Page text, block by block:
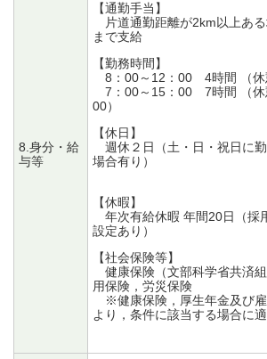
8.身分・給
与等
【通勤手当】
片道通勤距離が2km以上あ
まで支給
【勤務時間】
8：00～12：00 4時間 （休
7：00～15：00 7時間 （休
00）
【休日】
週休２日（土・日・祝日に
場合有り）
【休暇】
年次有給休暇 年間20日（採
設定あり）
【社会保険等】
健康保険（文部科学省共済
用保険，労災保険
※健康保険，厚生年金及び雇
より，条件に該当する場合に